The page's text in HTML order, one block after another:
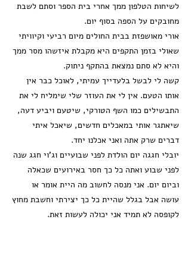
לשיחות הטלפון ממך אחרי בית הספר וסתם לשבת
מחובקים על הספה בסוף יום.
אורי מאושפזת בבית החולים מיום רביעי וקיוויתי
שאולי בזמן התקפים היא מקבלת איזשהו מסר ממך
והיא לא סתם נמצאת בהתקף ניתוק.
קשה לי לבשל בלעדייך עמיתי, לאוכל כבר אין
אותו הטעם. אין לי את העוזר שלי שימליח לי את
התבשילים כמו השף הטורקי, שיטעם ויביע דעה,
שיאתגר אותי במאכלים חדשים, שיאכל איתי
דברים שרק אתה ואני אכלנו יחד.
יובלי חגגה יום הולדת לפני שבועיים וג'וי חגג שנה
לפני שבוע ואתה כל כך חסר באירועים שכאלה
וביום יום. אני מנסה לחשוב מה היית אומר או
עושה אבל בגלל שהיית כל כך יצירתי וחשבת מחוץ
לקופסה לא תמיד אני יכולה לעשות זאת.